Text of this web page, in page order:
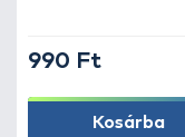
990 Ft
Kosárba